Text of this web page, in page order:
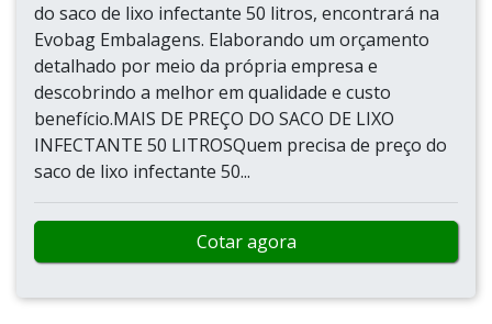
do saco de lixo infectante 50 litros, encontrará na
Evobag Embalagens. Elaborando um orçamento
detalhado por meio da própria empresa e
descobrindo a melhor em qualidade e custo
benefício.MAIS DE PREÇO DO SACO DE LIXO
INFECTANTE 50 LITROSQuem precisa de preço do
saco de lixo infectante 50...
Cotar agora